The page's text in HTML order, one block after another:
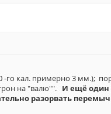
го кал. примерно 3 мм.);
на "валю"". И ещё
разорвать